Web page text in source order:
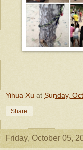
Yihua Xu at Sunday,
Share
Friday, October 05,